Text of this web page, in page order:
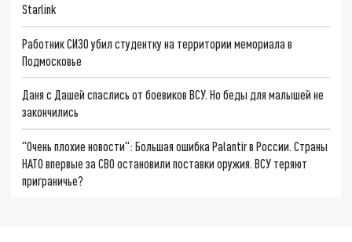
Starlink
Работник СИЗО убил студентку на территории мемориала в
Подмосковье
Даня с Дашей спаслись от боевиков ВСУ. Но беды для малышей не
закончились
"Очень плохие новости": Большая ошибка Palantir в России. Страны
НАТО впервые за СВО остановили поставки оружия. ВСУ теряют
приграничье?